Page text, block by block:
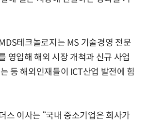
테크놀로지는 MS 기술경영 전문
영입해 해외 시장 개척과 신규 사업
등 해외인재들이 ICT산업 발전에 힘
스 이사는 “국내 중소기업은 회사가